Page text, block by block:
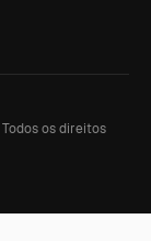
Todos os direitos